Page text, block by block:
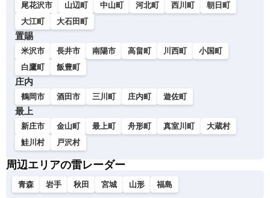
尾花沢市
山辺町 中山町 河北町 西川町
朝日町
大江町
大石田町
置賜
米沢市 長井市 南陽市 高畠町 川西町
小国町
白鷹町
飯豊町
庄内
鶴岡市 酒田市 三川町 庄内町 遊佐町
最上
新庄市 金山町 最上町 舟形町 真室川町
大蔵村
鮭川村
戸沢村
周辺エリアの雷レーダー
青森 岩手 秋田 宮城 山形 福島